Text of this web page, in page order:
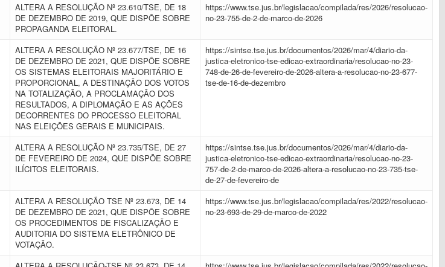
ALTERA A RESOLUÇÃO Nº 23.610/TSE, DE 18
DE DEZEMBRO DE 2019, QUE DISPÕE SOBRE
PROPAGANDA ELEITORAL.
https://www.tse.jus.br/legislacao/compilada/res/2026/resolucao-
no-23-755-de-2-de-marco-de-2026
ALTERA A RESOLUÇÃO Nº 23.677/TSE, DE 16
DE DEZEMBRO DE 2021, QUE DISPÕE SOBRE
OS SISTEMAS ELEITORAIS MAJORITÁRIO E
PROPORCIONAL, A DESTINAÇÃO DOS VOTOS
NA TOTALIZAÇÃO, A PROCLAMAÇÃO DOS
RESULTADOS, A DIPLOMAÇÃO E AS AÇÕES
DECORRENTES DO PROCESSO ELEITORAL
NAS ELEIÇÕES GERAIS E MUNICIPAIS.
https://sintse.tse.jus.br/documentos/2026/mar/4/diario-da-
justica-eletronico-tse-edicao-extraordinaria/resolucao-no-23-
748-de-26-de-fevereiro-de-2026-altera-a-resolucao-no-23-677-
tse-de-16-de-dezembro
ALTERA A RESOLUÇÃO Nº 23.735/TSE, DE 27
DE FEVEREIRO DE 2024, QUE DISPÕE SOBRE
ILÍCITOS ELEITORAIS.
https://sintse.tse.jus.br/documentos/2026/mar/4/diario-da-
justica-eletronico-tse-edicao-extraordinaria/resolucao-no-23-
757-de-2-de-marco-de-2026-altera-a-resolucao-no-23-735-tse-
de-27-de-fevereiro-de
ALTERA A RESOLUÇÃO TSE Nº 23.673, DE 14
DE DEZEMBRO DE 2021, QUE DISPÕE SOBRE
OS PROCEDIMENTOS DE FISCALIZAÇÃO E
AUDITORIA DO SISTEMA ELETRÔNICO DE
VOTAÇÃO.
https://www.tse.jus.br/legislacao/compilada/res/2022/resolucao-
no-23-693-de-29-de-marco-de-2022